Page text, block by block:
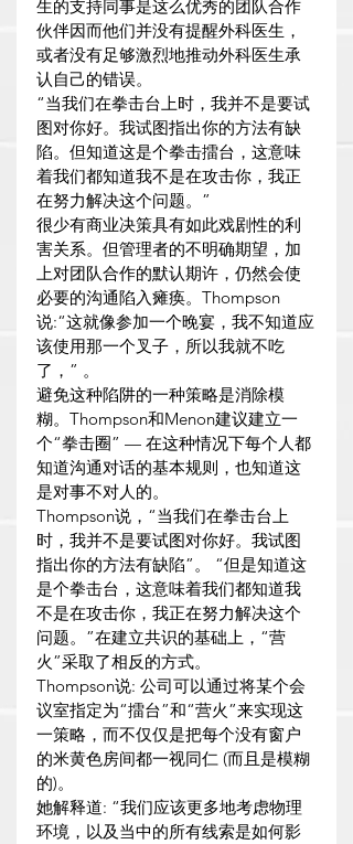
生的支持同事是这么优秀的团队合作
伙伴因而他们并没有提醒外科医生，
或者没有足够激烈地推动外科医生承
认自己的错误。
“当我们在拳击台上时，我并不是要试
图对你好。我试图指出你的方法有缺
陷。但知道这是个拳击擂台，这意味
着我们都知道我不是在攻击你，我正
在努力解决这个问题。”
很少有商业决策具有如此戏剧性的利
害关系。但管理者的不明确期望，加
上对团队合作的默认期许，仍然会使
必要的沟通陷入瘫痪。Thompson
说:“这就像参加一个晚宴，我不知道应
该使用那一个叉子，所以我就不吃
了，” 。
避免这种陷阱的一种策略是消除模
糊。Thompson和Menon建议建立一
个“拳击圈” — 在这种情况下每个人都
知道沟通对话的基本规则，也知道这
是对事不对人的。
Thompson说，“当我们在拳击台上
时，我并不是要试图对你好。我试图
指出你的方法有缺陷”。 “但是知道这
是个拳击台，这意味着我们都知道我
不是在攻击你，我正在努力解决这个
问题。”在建立共识的基础上，“营
火”采取了相反的方式。
Thompson说: 公司可以通过将某个会
议室指定为“擂台”和“营火”来实现这
一策略，而不仅仅是把每个没有窗户
的米黄色房间都一视同仁 (而且是模糊
的)。
她解释道: “我们应该更多地考虑物理
环境，以及当中的所有线索是如何影